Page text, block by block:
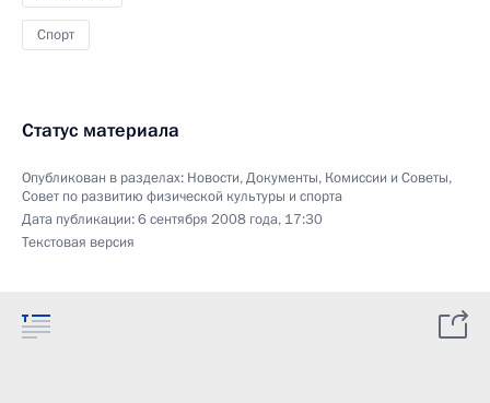
Спорт
Статус материала
Опубликован в разделах: Новости,Документы, Комиссии и Советы,
Совет по развитию физической культуры и спорта
Дата публикации:6 сентября 2008 года, 17:30
Текстовая версия